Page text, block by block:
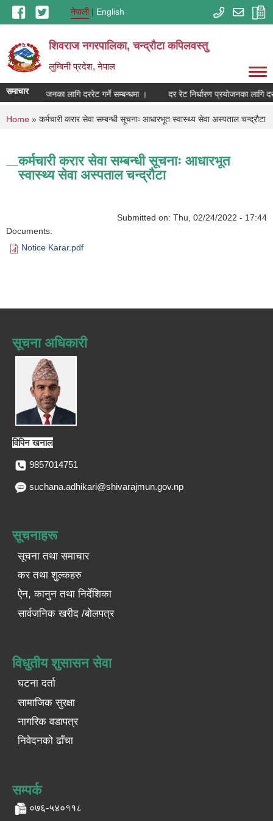
Skip to main contentनेपाली English
शिवराज नगरपालिका, चन्द्राैटा कपिलवस्तु
लुम्बिनी प्रदेश, नेपाल
समाचार
निर्धारण प्रयोजनका लागि दररेट गर्ने सम्बन्धमा । दर रेट निर्धारण प्रयोजनका लागि
You are here
Home » कर्मचारी करार सेवा सम्बन्धी सूचनाः आधारभूत स्वास्थ्य सेवा अस्पताल चन्द्रौटा
कर्मचारी करार सेवा सम्बन्धी सूचनाः आधारभूत
स्वास्थ्य सेवा अस्पताल चन्द्रौटा
Submitted on: Thu, 02/24/2022 - 17:44
Documents:
Notice Karar.pdf
सूचना अधिकारी
विपिन खनाल
9857014751
suchana.adhikari@shivarajmun.gov.np
सूचनाहरू
सूचना तथा समाचार
कर तथा शुल्कहरु
ऐन, कानुन तथा निर्देशिका
सार्वजनिक खरीद /बोलपत्र
विधुतीय शुसासन सेवा
घटना दर्ता
सामाजिक सुरक्षा
नागरिक वडापत्र
निवेदनको ढाँचा
सम्पर्क
०७६-५४०११८